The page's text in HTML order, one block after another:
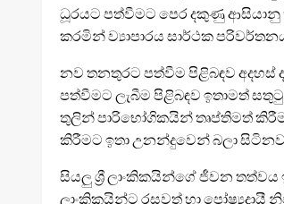
ධූරයට පත්වීමට පෙර දකුණු ආසියානු
කරමින් ව්‍යාපාරය සාර්ථක
නව තනතුරට පත්වීම පිළිබඳව අදහස්
පත්වීමට ලැබීම පිළිබඳව ඉතාමත්
තුලින් පාරිභෝගිකයින් තෘප්තිමත්
කිරීමට ඉතා උනන්දුවෙන් බලා
සියලු ශ්‍රී ලාංකිකයින්ගේ ජීවන තත්වය
ලාංකිකයින්ට රසවත් හා පෝෂ්‍යදායී